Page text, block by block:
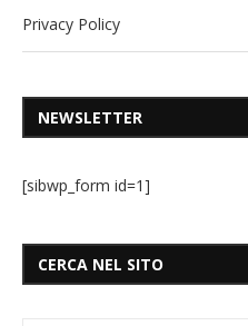
Privacy Policy
NEWSLETTER
[sibwp_form id=1]
CERCA NEL SITO